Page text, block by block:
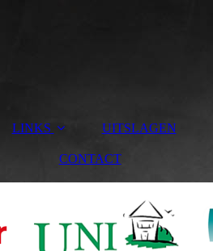
LINKS UITSLAGEN
CONTACT